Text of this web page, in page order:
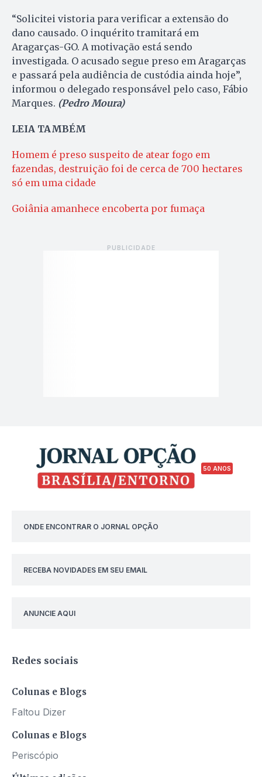
“Solicitei vistoria para verificar a extensão do
dano causado. O inquérito tramitará em
Aragarças-GO. A motivação está sendo
investigada. O acusado segue preso em Aragarças
e passará pela audiência de custódia ainda hoje”,
informou o delegado responsável pelo caso, Fábio
Marques. (Pedro Moura)
LEIA TAMBÉM
Homem é preso suspeito de atear fogo em
fazendas, destruição foi de cerca de 700 hectares
só em uma cidade
Goiânia amanhece encoberta por fumaça
50 ANOS
ONDE ENCONTRAR O JORNAL OPÇÃO
RECEBA NOVIDADES EM SEU EMAIL
ANUNCIE AQUI
Redes sociais
Colunas e Blogs
Faltou Dizer
Colunas e Blogs
Periscópio